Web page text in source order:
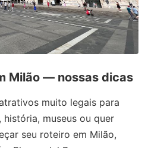
Milão — nossas dicas
muito legais para
museus ou quer
seu roteiro em Milão,